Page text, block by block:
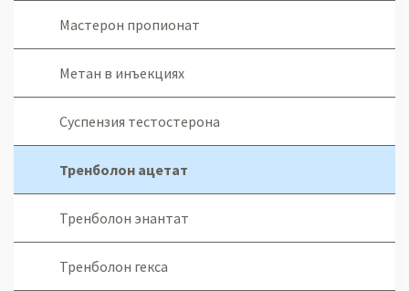
Мастерон пропионат
Метан в инъекциях
Суспензия тестостерона
Тренболон ацетат
Тренболон энантат
Тренболон гекса